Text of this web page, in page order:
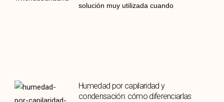
solución muy utilizada cuando
Humedad por capilaridad y
condensación: cómo diferenciarlas